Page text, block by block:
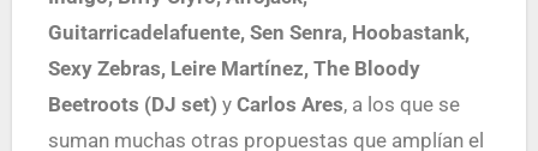
Guitarricadelafuente, Sen Senra, Hoobastank,
Sexy Zebras, Leire Martínez, The Bloody
Beetroots (DJ set) y Carlos Ares, a los que se
suman muchas otras propuestas que amplían el